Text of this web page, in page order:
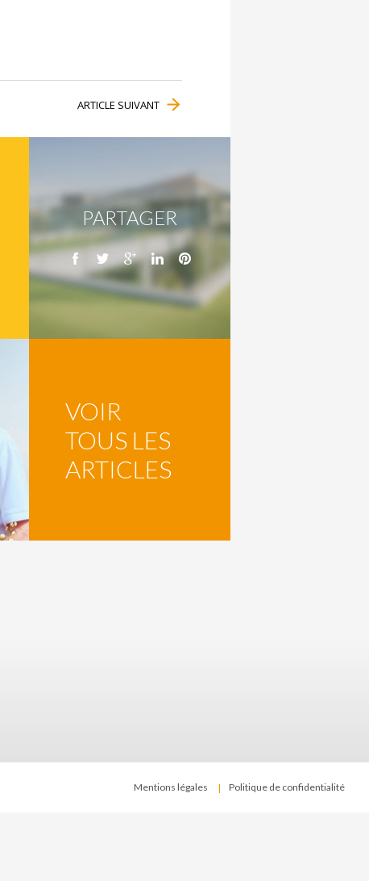
ARTICLE SUIVANT
PARTAGER
VOIR
TOUS LES
ARTICLES
Mentions légales Politique de confidentialité